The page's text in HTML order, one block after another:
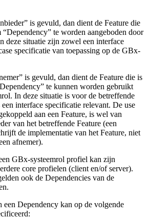
is gevuld, dan dient de Feature die
te worden aangeboden door
deze situatie zijn zowel een interface
specificatie van toepassing op de GBx-
is gevuld, dan dient de Feature die is
te kunnen worden gebruikt
In deze situatie is voor de betreffende
interface specificatie relevant. De use
aan een Feature, is wel van
van het betreffende Feature (een
de implementatie van het Feature, niet
afnemer).
GBx-systeemrol profiel kan zijn
core profielen (client en/of server).
ook de Dependencies van de
een Dependency kan op de volgende